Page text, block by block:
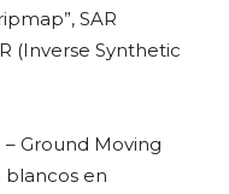
SAR
(Inverse Synthetic
Ground Moving
en